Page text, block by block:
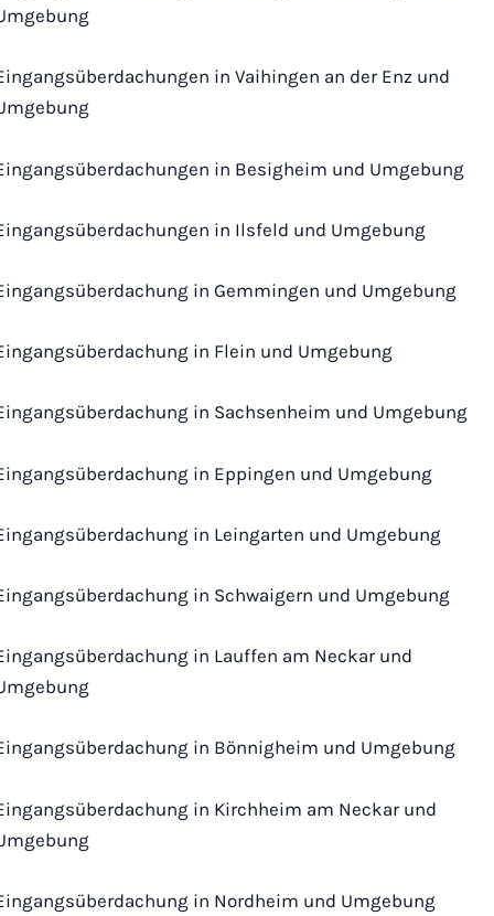
in Vaihingen an der Enz und
in Besigheim und Umgebung
in Ilsfeld und Umgebung
in Gemmingen und Umgebung
in Flein und Umgebung
in Sachsenheim und Umgebung
in Eppingen und Umgebung
in Leingarten und Umgebung
in Schwaigern und Umgebung
in Lauffen am Neckar und
in Bönnigheim und Umgebung
in Kirchheim am Neckar und
in Nordheim und Umgebung